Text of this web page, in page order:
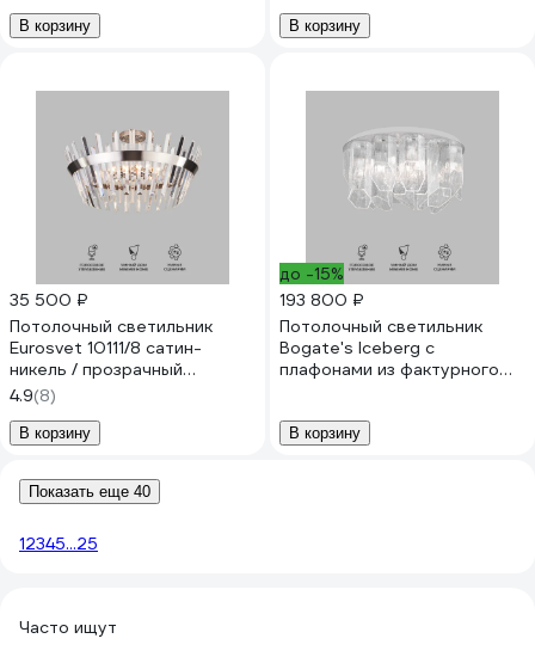
В корзину В корзину
35 500 ₽
Потолочный светильник
Eurosvet 10111/8 сатин-
никель / прозрачный
хрусталь Strotskis a047847
4.9(8)
В корзину
до -15%
193 800 ₽
Потолочный светильник
Bogate's Iceberg с
плафонами из фактурного
В корзину
Показать еще 40
12345...25
Часто ищут